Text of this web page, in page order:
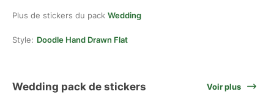
Plus de stickers du pack Wedding
Style: Doodle Hand Drawn Flat
Wedding pack de stickers Voir plus